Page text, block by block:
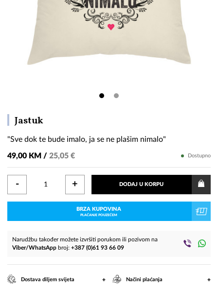
Jastuk"Sve
te
bude
imalo,
ja
se
ne
nimalo"
"Sve dok te bude imalo, ja se ne plašim nimalo"
49,00 KM / 25,05 € Dostupno
- + DODAJ U KORPU
BRZA KUPOVINA
PLAĆANJE POUZEĆEM
Narudžbu također možete izvršiti porukom ili pozivom na
Viber/WhatsApp broj: +387 (0)61 93 66 09
Dostava diljem svijeta + Načini plaćanja +